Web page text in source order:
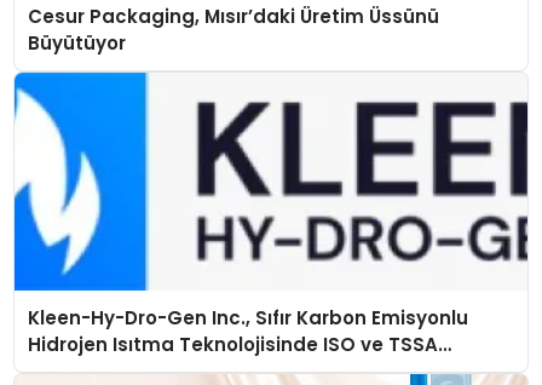
Cesur Packaging, Mısır’daki Üretim Üssünü
Büyütüyor
Kleen-Hy-Dro-Gen Inc., Sıfır Karbon Emisyonlu
Hidrojen Isıtma Teknolojisinde ISO ve TSSA
Düzenleyici Onaylarını Aldı